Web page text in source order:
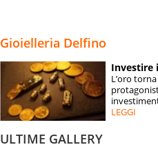
SPECIALI
ESPERTI
Gioielleria Delfino
Investire
L’oro torna
LEGGI
ULTIME GALLERY